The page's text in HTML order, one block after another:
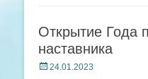
Открытие Года
наставника
Posted
24.01.2023